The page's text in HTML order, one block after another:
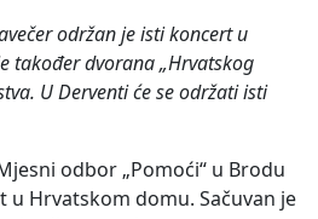
održan je isti koncert u
također dvorana „Hrvatskog
U Derventi će se održati isti
odbor „Pomoći“ u Brodu
u Hrvatskom domu. Sačuvan je